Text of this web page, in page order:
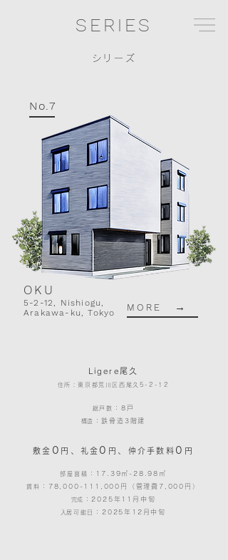
SERIES
シリーズ
No.7
MORE →
OKU
5-2-12, Nishiogu,
Arakawa-ku, Tokyo
Ligere尾久
住所：東京都荒川区西尾久5-2-12
総戸数 ：8戸
​構造 ：鉄骨造3階建
敷金 0 円 礼金 0 円 仲介手数料 0 円
部屋面積 ：17.39㎡-28.98㎡
賃料 ：78,000-111,000円（管理費7,000円）
​​完成 ：2025年11月中旬
​​入居可能日 ：2025年12月中旬